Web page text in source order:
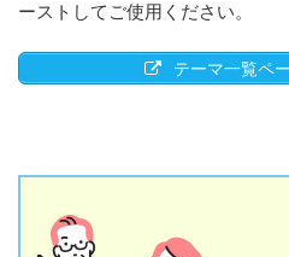
ーストしてご使用ください。
テーマ一覧ペ